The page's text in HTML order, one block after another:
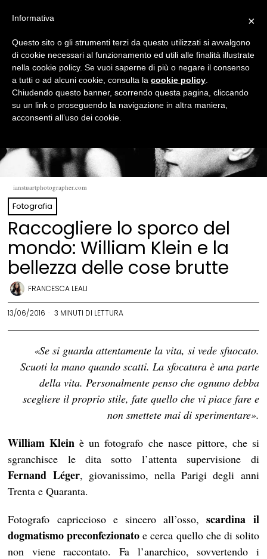
ianstuartphotographer.com
Fotografia
Raccogliere lo sporco del
mondo: William Klein e la
bellezza delle cose brutte
FRANCESCA LEALI
13/06/2016 3 MINUTI DI LETTURA
«Se si guarda attentamente la vita, si vede sfuocato.
Scuoti la mano quando scatti. La sfocatura è una parte
della vita. Personalmente penso che ognuno debba
scegliere il proprio stile, fate quello che vi piace fare e
non smettete mai di sperimentare».
William Klein è un fotografo che nasce pittore, che si
sgranchisce le dita sotto l’attenta supervisione di
Fernand Léger, giovanissimo, nella Parigi degli anni
Trenta e Quaranta.
Fotografo capriccioso e sincero all’osso,scardina il
dogmatismo preconfezionato e cerca quello che di solito
non viene raccontato. Fa l’anarchico, sovvertendo i
×
Informativa
Questo sito o gli strumenti terzi da questo utilizzati si avvalgono
di cookie necessari al funzionamento ed utili alle finalità illustrate
nella cookie policy. Se vuoi saperne di più o negare il consenso
a tutti o ad alcuni cookie, consulta la cookie policy
Chiudendo questo banner, scorrendo questa pagina, cliccando
su un link o proseguendo la navigazione in altra maniera,
acconsenti all’uso dei cookie.